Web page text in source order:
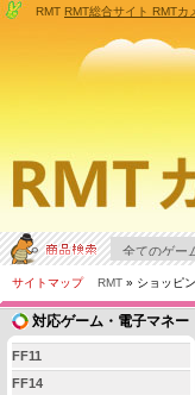
RMT RMT総合サイト RMTカ
サイトマップ RMT » ショッピ
対応ゲーム・電子マネー
FF11
FF14